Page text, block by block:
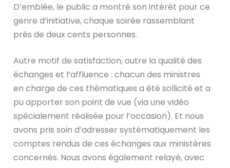
D’emblée, le public a montré son intérêt pour ce
genre d’initiative, chaque soirée rassemblant
près de deux cents personnes.
Autre motif de satisfaction, outre la qualité des
échanges et l’affluence : chacun des ministres
en charge de ces thématiques a été sollicité et a
pu apporter son point de vue (via une vidéo
spécialement réalisée pour l’occasion). Et nous
avons pris soin d’adresser systématiquement les
comptes rendus de ces échanges aux ministères
concernés. Nous avons également relayé, avec